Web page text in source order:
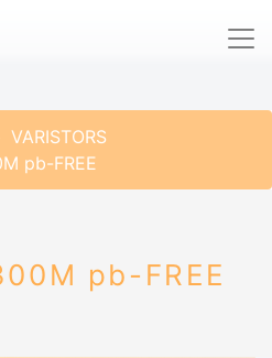
VARISTORS
pb-FREE
pb-FREE